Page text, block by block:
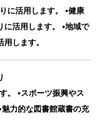
に活用します。 •健康
に活用します。 •地域で
します。
。 •スポーツ振興やス
力的な図書館蔵書の充